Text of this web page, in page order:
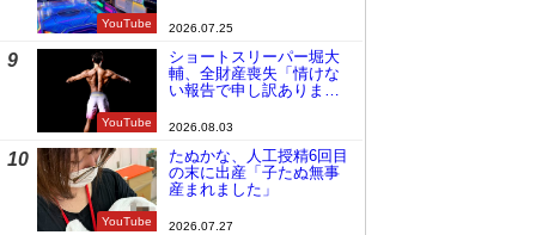
YouTube 2026.07.25
9
YouTube
ショートスリーパー堀大
輔、全財産喪失「情けな
い報告で申し訳ありませ
2026.08.03
10
YouTube
たぬかな、人工授精6回目
の末に出産「子たぬ無事
産まれました」
2026.07.27